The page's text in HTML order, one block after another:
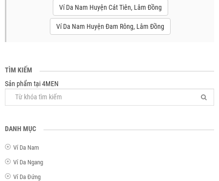
Ví Da Nam Huyện Cát Tiên, Lâm Đồng
Ví Da Nam Huyện Đam Rông, Lâm Đồng
TÌM KIẾM
Sản phẩm tại 4MEN
DANH MỤC
Ví Da Nam
Ví Da Ngang
Ví Da Đứng